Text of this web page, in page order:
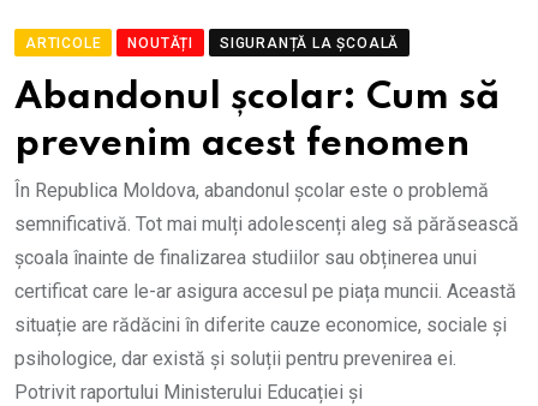
ARTICOLE NOUTĂȚI SIGURANȚĂ LA ȘCOALĂ
Abandonul școlar: Cum să
prevenim acest fenomen
În Republica Moldova, abandonul școlar este o problemă
semnificativă. Tot mai mulți adolescenți aleg să părăsească
școala înainte de finalizarea studiilor sau obținerea unui
certificat care le-ar asigura accesul pe piața muncii. Această
situație are rădăcini în diferite cauze economice, sociale și
psihologice, dar există și soluții pentru prevenirea ei.
Potrivit raportului Ministerului Educației și